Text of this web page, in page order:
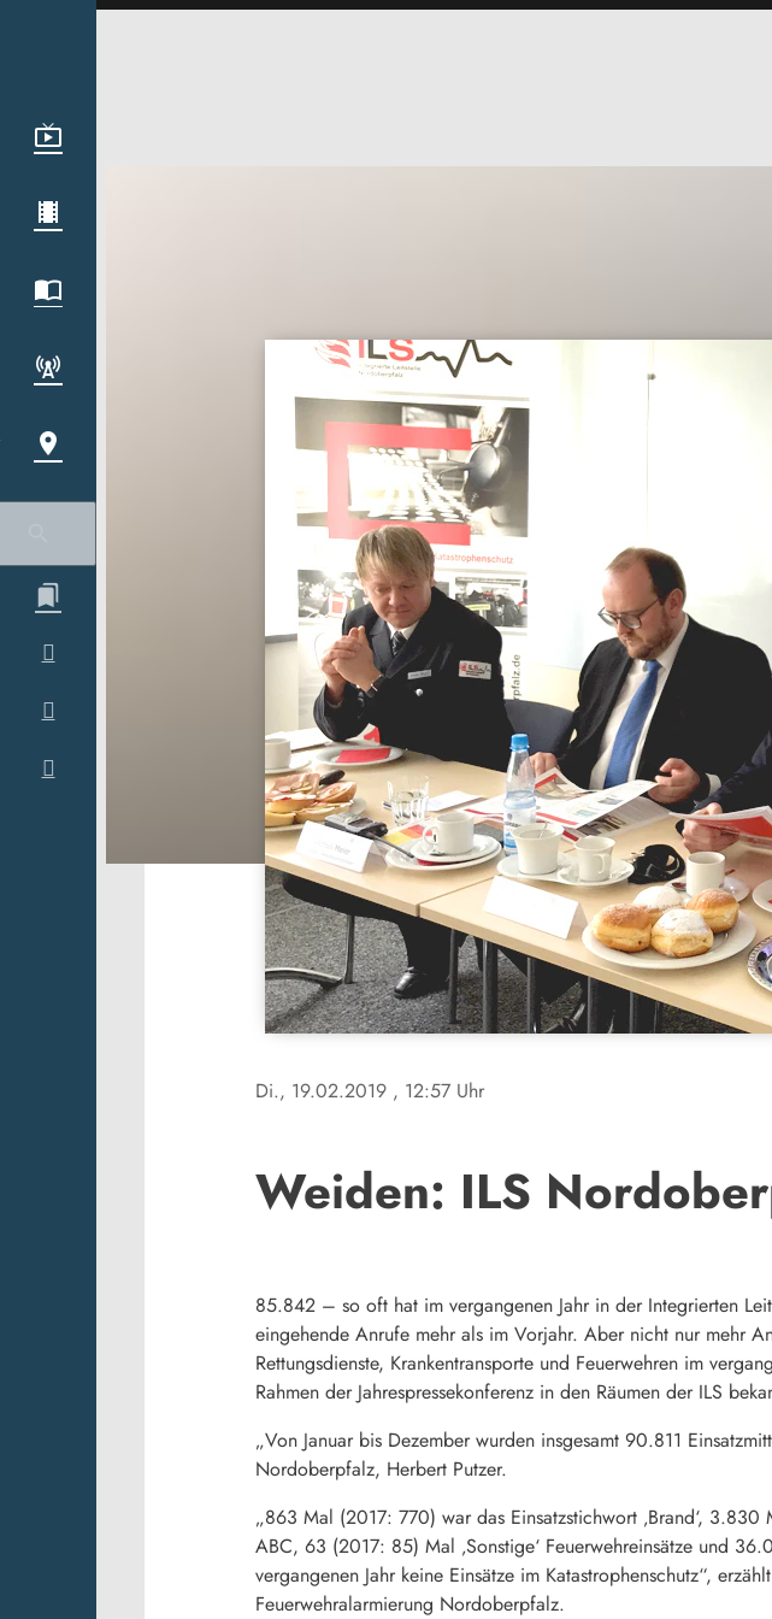
Di., 19.02.2019 , 12:57 Uhr
Weiden: ILS
85.842 – so oft hat im vergangenen Jahr in der Integrierten
eingehende Anrufe mehr als im Vorjahr. Aber nicht nur mehr
Rettungsdienste, Krankentransporte und Feuerwehren im
Rahmen der Jahrespressekonferenz in den Räumen der ILS
„Von Januar bis Dezember wurden insgesamt 90.811
Nordoberpfalz, Herbert Putzer.
„863 Mal (2017: 770) war das Einsatzstichwort ‚Brand‘,
ABC, 63 (2017: 85) Mal ‚Sonstige‘ Feuerwehreinsätze und
vergangenen Jahr keine Einsätze im Katastrophenschutz“,
Feuerwehralarmierung Nordoberpfalz.